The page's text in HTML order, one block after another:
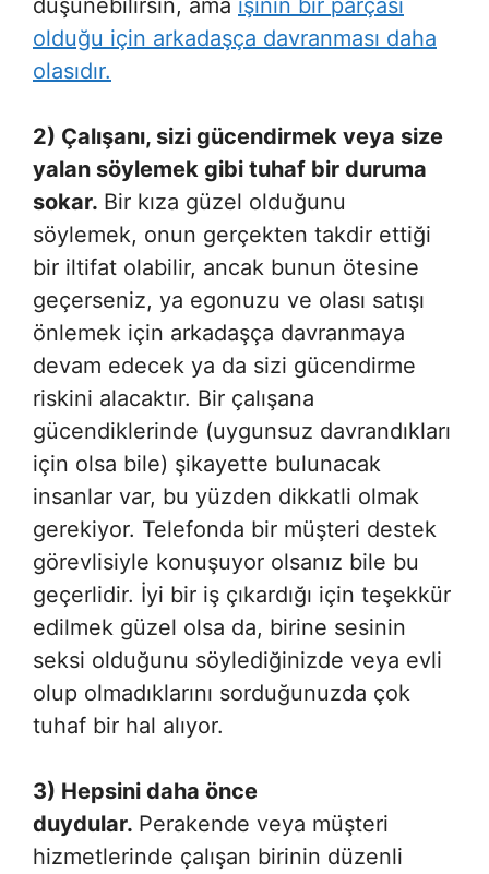
olduğu için arkadaşça davranması daha
olasıdır.
2) Çalışanı, sizi gücendirmek veya size
yalan söylemek gibi tuhaf bir duruma
sokar. Bir kıza güzel olduğunu
söylemek, onun gerçekten takdir ettiği
bir iltifat olabilir, ancak bunun ötesine
geçerseniz, ya egonuzu ve olası satışı
önlemek için arkadaşça davranmaya
devam edecek ya da sizi gücendirme
riskini alacaktır. Bir çalışana
gücendiklerinde (uygunsuz davrandıkları
için olsa bile) şikayette bulunacak
insanlar var, bu yüzden dikkatli olmak
gerekiyor. Telefonda bir müşteri destek
görevlisiyle konuşuyor olsanız bile bu
geçerlidir. İyi bir iş çıkardığı için teşekkür
edilmek güzel olsa da, birine sesinin
seksi olduğunu söylediğinizde veya evli
olup olmadıklarını sorduğunuzda çok
tuhaf bir hal alıyor.
3) Hepsini daha önce
duydular. Perakende veya müşteri
hizmetlerinde çalışan birinin düzenli